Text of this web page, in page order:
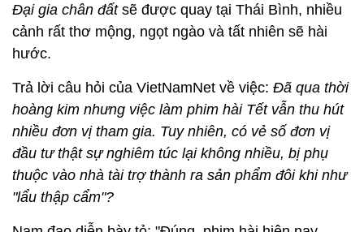
Đại gia chân đấtsẽ được quay tại Thái Bình, nhiều
cảnh rất thơ mộng, ngọt ngào và tất nhiên sẽ hài
hước.
Trả lời câu hỏi của VietNamNet về việc: Đã qua thời
hoàng kim nhưng việc làm phim hài Tết vẫn thu hút
nhiều đơn vị tham gia. Tuy nhiên, có vẻ số đơn vị
đầu tư thật sự nghiêm túc lại không nhiều, bị phụ
thuộc vào nhà tài trợ thành ra sản phẩm đôi khi như
"lẩu thập cẩm"?